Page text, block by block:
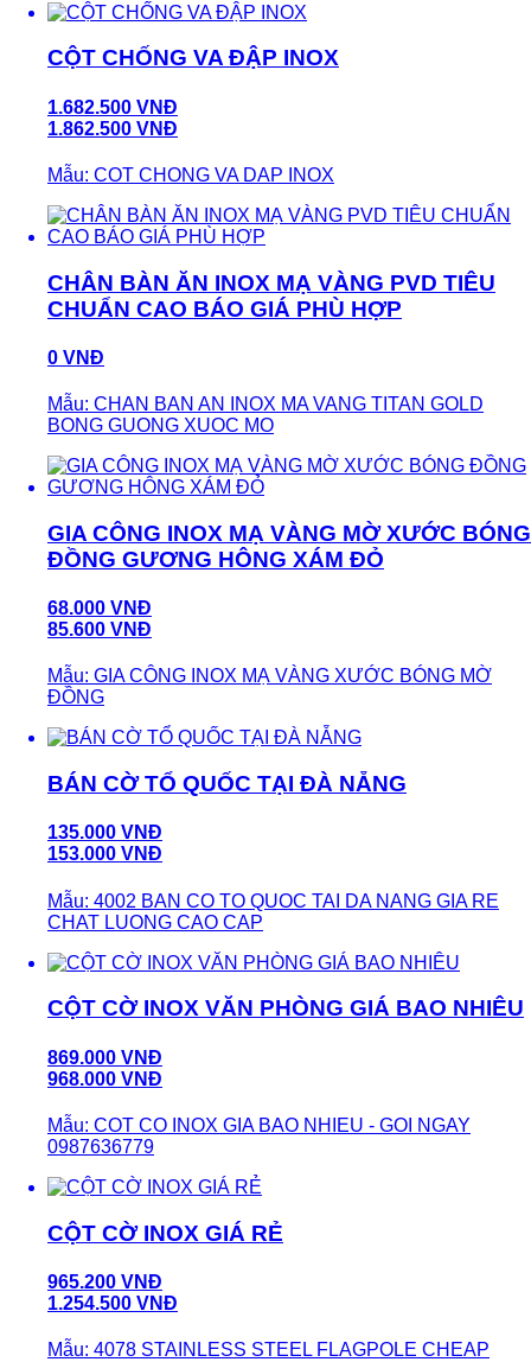
CỘT CHỐNG VA ĐẬP INOX
1.682.500 VNĐ
1.862.500 VNĐ
Mẫu: COT CHONG VA DAP INOX
CHÂN BÀN ĂN INOX MẠ VÀNG PVD TIÊU
CHUẨN CAO BÁO GIÁ PHÙ HỢP
0 VNĐ
Mẫu: CHAN BAN AN INOX MA VANG TITAN GOLD
BONG GUONG XUOC MO
GIA CÔNG INOX MẠ VÀNG MỜ XƯỚC BÓNG
ĐỒNG GƯƠNG HÔNG XÁM ĐỎ
68.000 VNĐ
85.600 VNĐ
Mẫu: GIA CÔNG INOX MẠ VÀNG XƯỚC BÓNG MỜ
ĐỒNG
BÁN CỜ TỔ QUỐC TẠI ĐÀ NẴNG
135.000 VNĐ
153.000 VNĐ
Mẫu: 4002 BAN CO TO QUOC TAI DA NANG GIA RE
CHAT LUONG CAO CAP
CỘT CỜ INOX VĂN PHÒNG GIÁ BAO NHIÊU
869.000 VNĐ
968.000 VNĐ
Mẫu: COT CO INOX GIA BAO NHIEU - GOI NGAY
0987636779
CỘT CỜ INOX GIÁ RẺ
965.200 VNĐ
1.254.500 VNĐ
Mẫu: 4078 STAINLESS STEEL FLAGPOLE CHEAP